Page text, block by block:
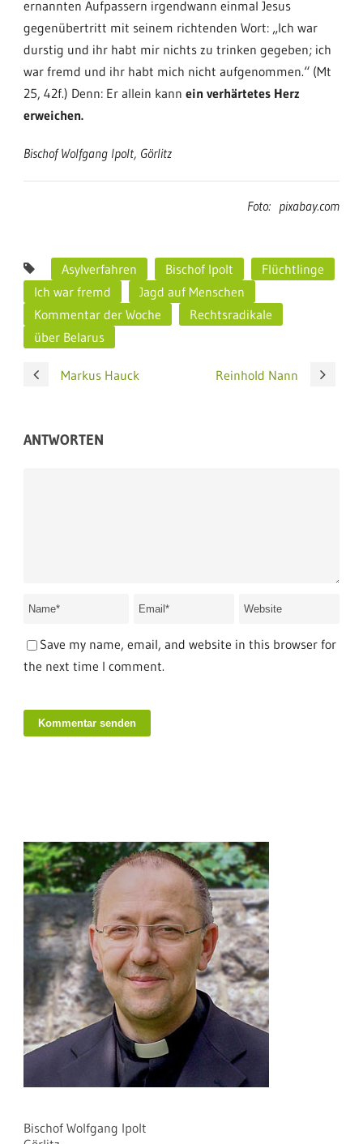
ernannten Aufpassern irgendwann einmal Jesus
gegenübertritt mit seinem richtenden Wort: „Ich war
durstig und ihr habt mir nichts zu trinken gegeben; ich
war fremd und ihr habt mich nicht aufgenommen.“ (Mt
25, 42f.) Denn: Er allein kann ein verhärtetes Herz
erweichen.
Bischof Wolfgang Ipolt, Görlitz
Foto: pixabay.com
Asylverfahren Bischof Ipolt
Flüchtlinge
Ich war fremd
Jagd auf Menschen
Kommentar der Woche
Rechtsradikale
über Belarus
Markus Hauck Reinhold Nann
ANTWORTEN
Save my name, email, and website in this browser for
the next time I comment.
Bischof Wolfgang Ipolt